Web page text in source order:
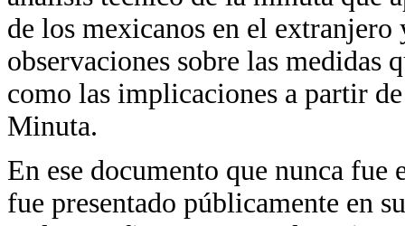
de los mexicanos en el
observaciones sobre las medidas
como las implicaciones a partir
Minuta.
En ese documento que nunca fue
fue presentado públicamente en